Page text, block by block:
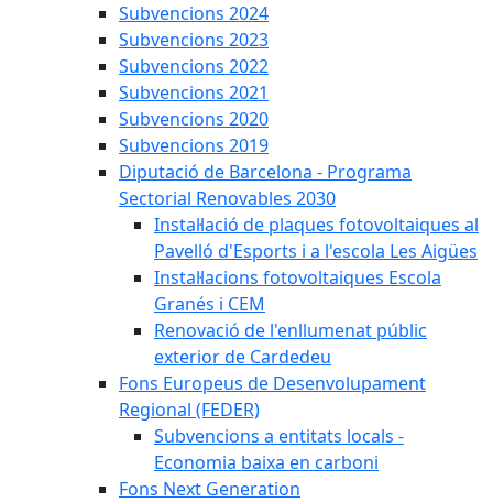
Subvencions 2024
Subvencions 2023
Subvencions 2022
Subvencions 2021
Subvencions 2020
Subvencions 2019
Diputació de Barcelona - Programa
Sectorial Renovables 2030
Instal·lació de plaques fotovoltaiques al
Pavelló d'Esports i a l'escola Les Aigües
Instal·lacions fotovoltaiques Escola
Granés i CEM
Renovació de l'enllumenat públic
exterior de Cardedeu
Fons Europeus de Desenvolupament
Regional (FEDER)
Subvencions a entitats locals -
Economia baixa en carboni
Fons Next Generation